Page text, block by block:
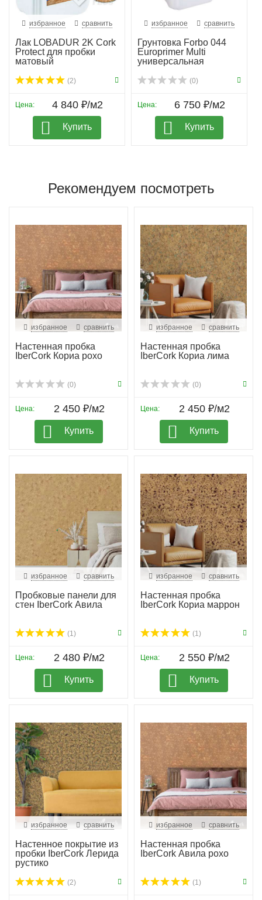
избранное сравнить
Лак LOBADUR 2K Cork
Protect для пробки
матовый
(2)
Цена: 4 840 ₽/м2
Купить
избранное сравнить
Грунтовка Forbo 044
Europrimer Multi
универсальная
(0)
Цена: 6 750 ₽/м2
Купить
Рекомендуем посмотреть
избранное сравнить
Настенная пробка
IberCork Кориа рохо
(0)
Цена: 2 450 ₽/м2
Купить
избранное сравнить
Настенная пробка
IberCork Кориа лима
(0)
Цена: 2 450 ₽/м2
Купить
избранное сравнить
Пробковые панели для
стен IberCork Авила
(1)
Цена: 2 480 ₽/м2
Купить
избранное сравнить
Настенная пробка
IberCork Кориа маррон
(1)
Цена: 2 550 ₽/м2
Купить
избранное сравнить
Настенное покрытие из
пробки IberCork Лерида
рустико
(2)
избранное сравнить
Настенная пробка
IberCork Авила рохо
(1)